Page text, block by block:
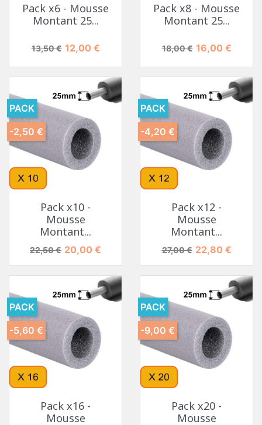
Pack x6 - Mousse
Montant 25...
Prix de base
13,50 € Prix
12,00 €
Pack x8 - Mousse
Montant 25...
Prix de base
18,00 € Prix
16,00 €
Pack x10 -
Mousse
Montant...
Prix de base
22,50 € Prix
20,00 €
PACK
-2,50 €
Pack x12 -
Mousse
Montant...
Prix de base
27,00 € Prix
22,80 €
PACK
-4,20 €
Pack x16 -
Mousse
PACK
-5,60 €
Pack x20 -
Mousse
PACK
-9,00 €